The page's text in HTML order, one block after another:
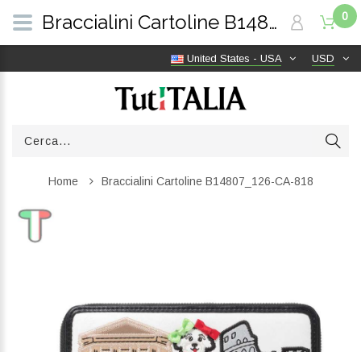
USD
United States - USA
0
Home Braccialini Cartoline B14807_126-CA-818
Braccialini Cartoline B14807_126-CA-818 | TutITALIA